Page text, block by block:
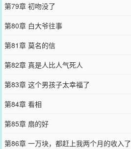
第79章 初吻没了
第80章 白大爷往事
第81章 莫名的信
第82章 真是人比人气死人
第83章 这个男孩子太幸福了
第84章 看相
第85章 扇的好
第86章 一万块，都赶上我两个月的收入了